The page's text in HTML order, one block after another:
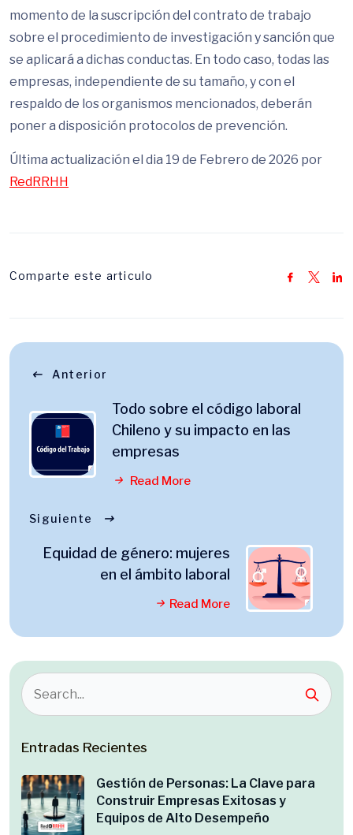
momento de la suscripción del contrato de trabajo
sobre el procedimiento de investigación y sanción que
se aplicará a dichas conductas. En todo caso, todas las
empresas, independiente de su tamaño, y con el
respaldo de los organismos mencionados, deberán
poner a disposición protocolos de prevención.
Última actualización el dia 19 de Febrero de 2026 por
RedRRHH
Comparte este articulo
Anterior
Todo sobre el código laboral
Chileno y su impacto en las
empresas
Read More
Siguiente
Equidad de género: mujeres
en el ámbito laboral
Read More
Entradas Recientes
Gestión de Personas: La Clave para
Construir Empresas Exitosas y
Equipos de Alto Desempeño